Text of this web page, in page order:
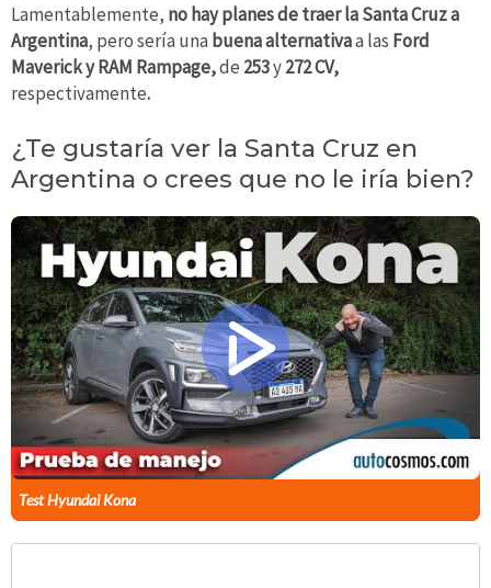
Lamentablemente, no hay planes de traer la Santa Cruz a
Argentina, pero sería una buena alternativaa las Ford
Maverick y RAM Rampage,de 253y272 CV,
respectivamente.
¿Te gustaría ver la Santa Cruz en
Argentina o crees que no le iría bien?
Test Hyundai Kona